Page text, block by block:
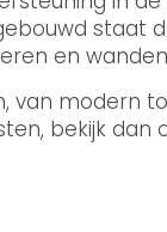
staat
en
van modern
bekijk